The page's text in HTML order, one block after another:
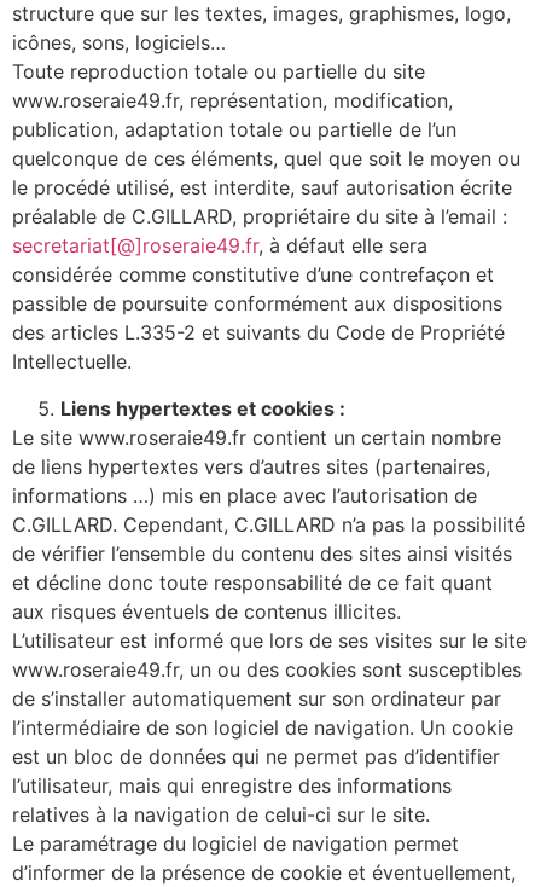
structure que sur les textes, images, graphismes, logo,
icônes, sons, logiciels…
Toute reproduction totale ou partielle du site
www.roseraie49.fr, représentation, modification,
publication, adaptation totale ou partielle de l’un
quelconque de ces éléments, quel que soit le moyen ou
le procédé utilisé, est interdite, sauf autorisation écrite
préalable de C.GILLARD, propriétaire du site à l’email :
secretariat[@]roseraie49.fr, à défaut elle sera
considérée comme constitutive d’une contrefaçon et
passible de poursuite conformément aux dispositions
des articles L.335-2 et suivants du Code de Propriété
Intellectuelle.
Liens hypertextes et cookies :
Le site www.roseraie49.fr contient un certain nombre
de liens hypertextes vers d’autres sites (partenaires,
informations …) mis en place avec l’autorisation de
C.GILLARD. Cependant, C.GILLARD n’a pas la possibilité
de vérifier l’ensemble du contenu des sites ainsi visités
et décline donc toute responsabilité de ce fait quant
aux risques éventuels de contenus illicites.
L’utilisateur est informé que lors de ses visites sur le site
www.roseraie49.fr, un ou des cookies sont susceptibles
de s’installer automatiquement sur son ordinateur par
l’intermédiaire de son logiciel de navigation. Un cookie
est un bloc de données qui ne permet pas d’identifier
l’utilisateur, mais qui enregistre des informations
relatives à la navigation de celui-ci sur le site.
Le paramétrage du logiciel de navigation permet
d’informer de la présence de cookie et éventuellement,